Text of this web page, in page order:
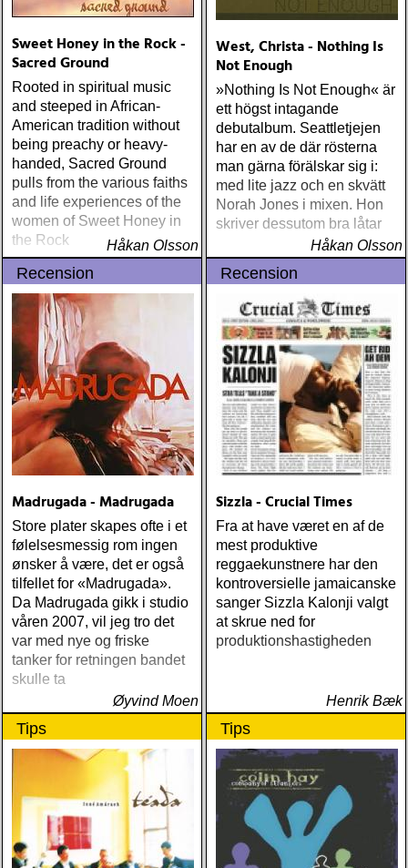
Sweet Honey in the Rock -
Sacred Ground
Rooted in spiritual music
and steeped in African-
American tradition without
being preachy or heavy-
handed, Sacred Ground
pulls from the various faiths
and life experiences of the
women of Sweet Honey in
the Rock
Håkan Olsson
West, Christa - Nothing Is
Not Enough
»Nothing Is Not Enough« är
ett högst intagande
debutalbum. Seattletjejen
har en av de där rösterna
man gärna förälskar sig i:
med lite jazz och en skvätt
Norah Jones i mixen. Hon
skriver dessutom bra låtar
Håkan Olsson
Recension
Madrugada - Madrugada
Store plater skapes ofte i et
følelsesmessig rom ingen
ønsker å være, det er også
tilfellet for «Madrugada».
Da Madrugada gikk i studio
våren 2007, vil jeg tro det
var med nye og friske
tanker for retningen bandet
skulle ta
Øyvind Moen
Recension
Sizzla - Crucial Times
Fra at have været en af de
mest produktive
reggaekunstnere har den
kontroversielle jamaicanske
sanger Sizzla Kalonji valgt
at skrue ned for
produktionshastigheden
Henrik Bæk
Tips Tips